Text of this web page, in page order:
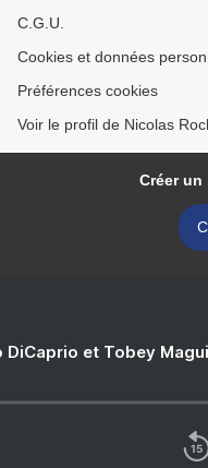
C.G.U.
Cookies et données
Préférences cookies
Voir le profil de Nicolas
Créer
DiCaprio et Tobey